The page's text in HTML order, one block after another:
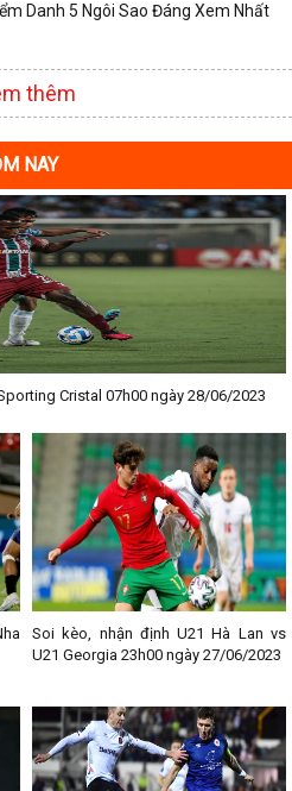
Danh 5 Ngôi Sao Đáng Xem Nhất
thêm
NAY
Cristal 07h00 ngày 28/06/2023
Soi kèo, nhận định U21 Hà Lan vs
U21 Georgia 23h00 ngày 27/06/2023